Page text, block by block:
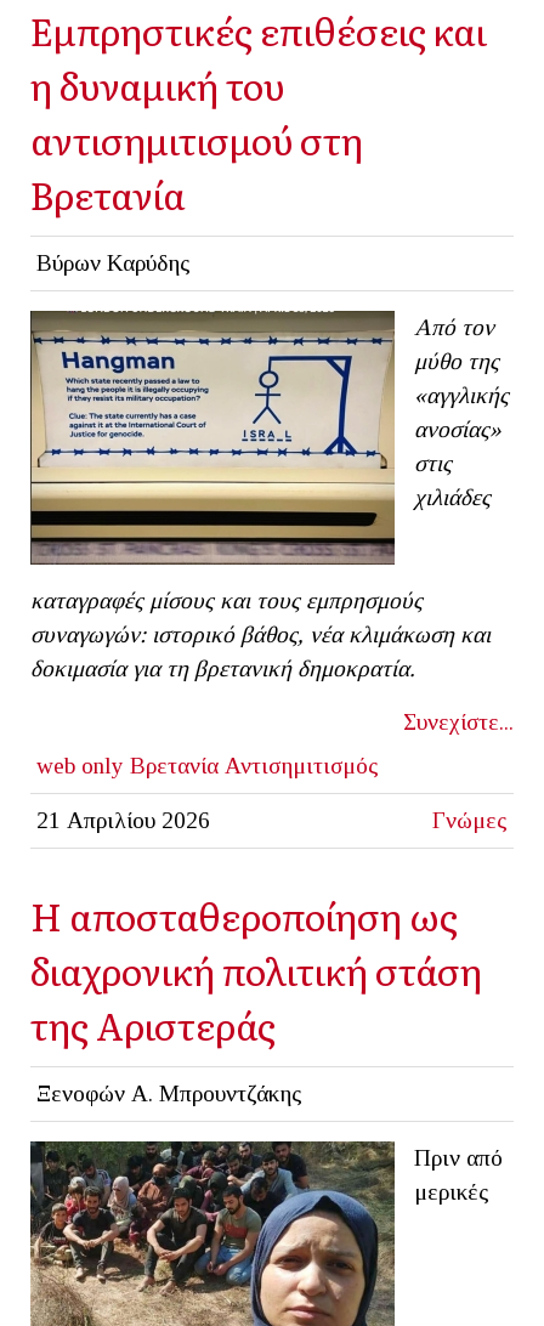
Εμπρηστικές επιθέσεις και
η δυναμική του
αντισημιτισμού στη
Βρετανία
Βύρων Καρύδης
Από τον
μύθο της
«αγγλικής
ανοσίας»
στις
χιλιάδες
καταγραφές μίσους και τους εμπρησμούς
συναγωγών: ιστορικό βάθος, νέα κλιμάκωση και
δοκιμασία για τη βρετανική δημοκρατία.
Συνεχίστε...
web only Βρετανία Αντισημιτισμός
21 Απριλίου 2026 Γνώμες
Η αποσταθεροποίηση ως
διαχρονική πολιτική στάση
της Αριστεράς
Ξενοφών Α. Μπρουντζάκης
Πριν από
μερικές